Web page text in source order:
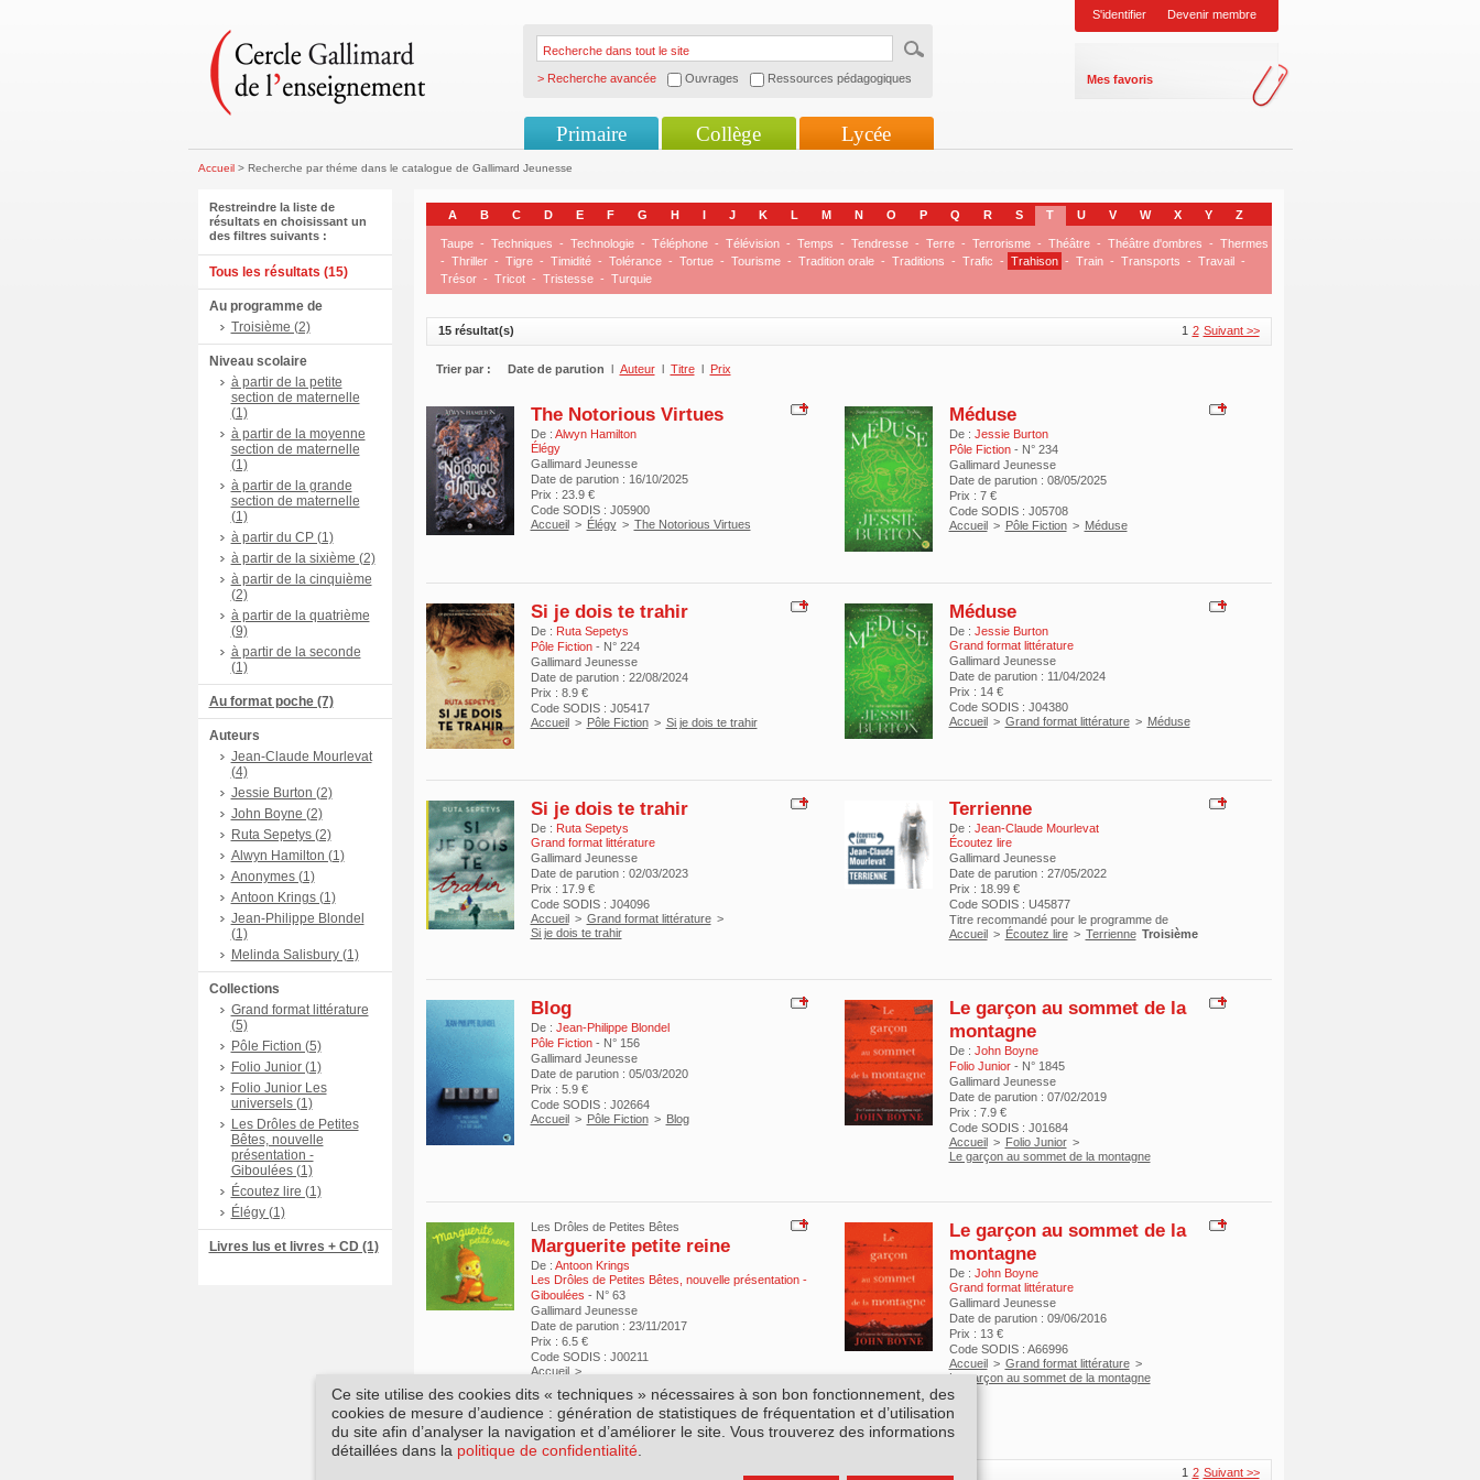
> Recherche avancée Ouvrages Ressources pédagogiques
S'identifier Devenir membre
Mes favoris
Primaire Collège Lycée
Accueil> Recherche par théme dans le catalogue de Gallimard Jeunesse
Restreindre la liste de
résultats en choisissant un
des filtres suivants :
Tous les résultats (15)
Au programme de
Troisième (2)
Niveau scolaire
à partir de la petite
section de maternelle
(1)
à partir de la moyenne
section de maternelle
(1)
à partir de la grande
section de maternelle
(1)
à partir du CP (1)
à partir de la sixième (2)
à partir de la cinquième
(2)
à partir de la quatrième
(9)
à partir de la seconde
(1)
Au format poche (7)
Auteurs
Jean-Claude Mourlevat
(4)
Jessie Burton (2)
John Boyne (2)
Ruta Sepetys (2)
Alwyn Hamilton (1)
Anonymes (1)
Antoon Krings (1)
Jean-Philippe Blondel
(1)
Melinda Salisbury (1)
Collections
Grand format littérature
(5)
Pôle Fiction (5)
Folio Junior (1)
Folio Junior Les
universels (1)
Les Drôles de Petites
Bêtes, nouvelle
présentation -
Giboulées (1)
Écoutez lire (1)
Élégy (1)
Livres lus et livres + CD (1)
A B C D E F G H I J K L M N O P Q R S T U V W X Y Z
Taupe - Techniques - Technologie - Téléphone - Télévision - Temps - Tendresse - Terre - Terrorisme - Théâtre - Théâtre d'ombres - Thermes
- Thriller - Tigre - Timidité - Tolérance - Tortue - Tourisme - Tradition orale - Traditions - Trafic - Trahison - Train - Transports - Travail -
Trésor - Tricot - Tristesse - Turquie
1 2 Suivant >>
15 résultat(s)
Trier par : Date de parution l Auteur l Titre l Prix
The Notorious Virtues
De : Alwyn Hamilton
Élégy
Gallimard Jeunesse
Date de parution : 16/10/2025
Prix : 23.9 €
Code SODIS : J05900
Accueil > Élégy > The Notorious Virtues
Méduse
De : Jessie Burton
Pôle Fiction - N° 234
Gallimard Jeunesse
Date de parution : 08/05/2025
Prix : 7 €
Code SODIS : J05708
Accueil > Pôle Fiction > Méduse
Si je dois te trahir
De : Ruta Sepetys
Pôle Fiction - N° 224
Gallimard Jeunesse
Date de parution : 22/08/2024
Prix : 8.9 €
Code SODIS : J05417
Accueil > Pôle Fiction > Si je dois te trahir
Méduse
De : Jessie Burton
Grand format littérature
Gallimard Jeunesse
Date de parution : 11/04/2024
Prix : 14 €
Code SODIS : J04380
Accueil > Grand format littérature > Méduse
Si je dois te trahir
De : Ruta Sepetys
Grand format littérature
Gallimard Jeunesse
Date de parution : 02/03/2023
Prix : 17.9 €
Code SODIS : J04096
Accueil > Grand format littérature >
Si je dois te trahir
Terrienne
De : Jean-Claude Mourlevat
Écoutez lire
Gallimard Jeunesse
Date de parution : 27/05/2022
Prix : 18.99 €
Code SODIS : U45877
Titre recommandé pour le programme de
Troisième
Accueil > Écoutez lire > Terrienne
Blog
De : Jean-Philippe Blondel
Pôle Fiction - N° 156
Gallimard Jeunesse
Date de parution : 05/03/2020
Prix : 5.9 €
Code SODIS : J02664
Accueil > Pôle Fiction > Blog
Le garçon au sommet de la
montagne
De : John Boyne
Folio Junior - N° 1845
Gallimard Jeunesse
Date de parution : 07/02/2019
Prix : 7.9 €
Code SODIS : J01684
Accueil > Folio Junior >
Le garçon au sommet de la montagne
Les Drôles de Petites Bêtes
Marguerite petite reine
De : Antoon Krings
Les Drôles de Petites Bêtes, nouvelle présentation -
Giboulées - N° 63
Gallimard Jeunesse
Date de parution : 23/11/2017
Prix : 6.5 €
Code SODIS : J00211
Accueil >
- Giboulées
> Marguerite petite reine
Le garçon au sommet de la
montagne
De : John Boyne
Grand format littérature
Gallimard Jeunesse
Date de parution : 09/06/2016
Prix : 13 €
Code SODIS : A66996
Accueil > Grand format littérature >
Le garçon au sommet de la montagne
1 2 Suivant >>
Ce site utilise des cookies dits « techniques » nécessaires à son bon fonctionnement, des
cookies de mesure d’audience : génération de statistiques de fréquentation et d’utilisation
du site afin d’analyser la navigation et d’améliorer le site. Vous trouverez des informations
détaillées dans la politique de confidentialité